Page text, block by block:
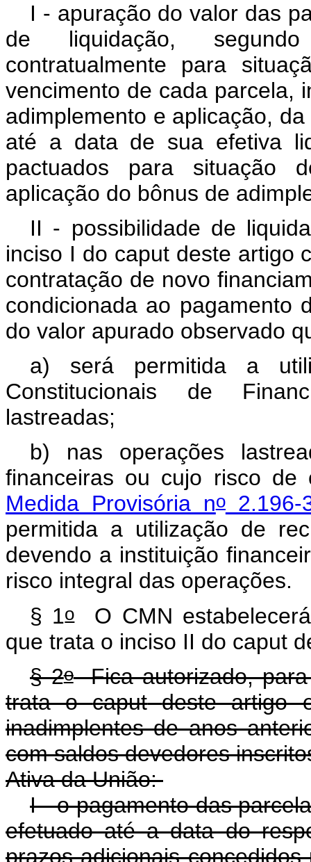
I - apuração do valor das
de liquidação,
contratualmente para
vencimento de cada parcela,
adimplemento e aplicação,
até a data de sua efetiva
pactuados para situação
aplicação do bônus de
II - possibilidade de
inciso I do caputdeste artigo
contratação de novo
condicionada ao pagamento
do valor apurado observado
a) será permitida a
Constitucionais de
lastreadas;
b) nas operações
financeiras ou cujo risco
Medida Provisória no2.196-
permitida a utilização de
devendo a instituição
risco integral das operações.
§ 1oO CMN
que trata o inciso II do caput
§ 2oFica autorizado, para
trata ocaput deste artigo
inadimplentes de anos
com saldos devedores
Ativa da União:
I - o pagamento das
efetuado até a data do
prazos adicionais